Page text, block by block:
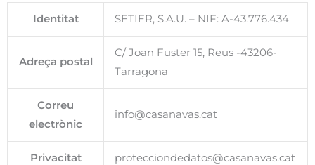
Identitat SETIER, S.A.U. – NIF: A-43.776.434
Adreça postal
C/ Joan Fuster 15, Reus -43206-
Tarragona
Correu
electrònic
info@casanavas.cat
Privacitat protecciondedatos@casanavas.cat